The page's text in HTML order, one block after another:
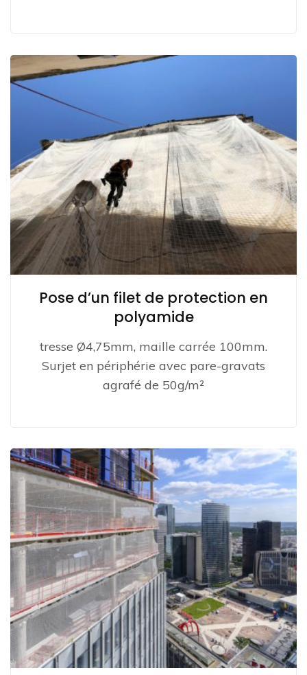
Pose d’un filet de protection en
polyamide
tresse Ø4,75mm, maille carrée 100mm.
Surjet en périphérie avec pare-gravats
agrafé de 50g/m²